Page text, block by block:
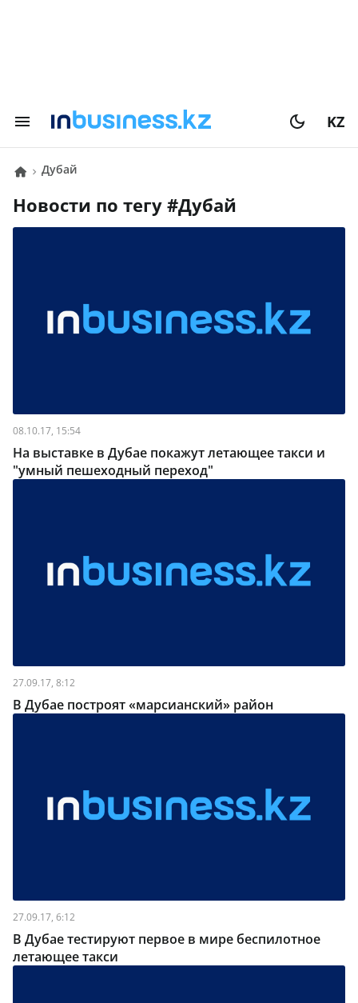
KZ
Дубай
Новости по тегу # Дубай
08.10.17, 15:54
На выставке в Дубае покажут летающее такси и
"умный пешеходный переход"
27.09.17, 8:12
В Дубае построят «марсианский» район
27.09.17, 6:12
В Дубае тестируют первое в мире беспилотное
летающее такси